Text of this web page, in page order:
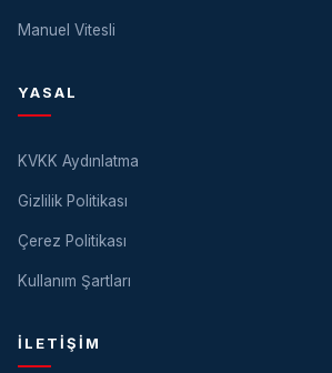
Manuel Vitesli
YASAL
KVKK Aydınlatma
Gizlilik Politikası
Çerez Politikası
Kullanım Şartları
İLETIŞIM